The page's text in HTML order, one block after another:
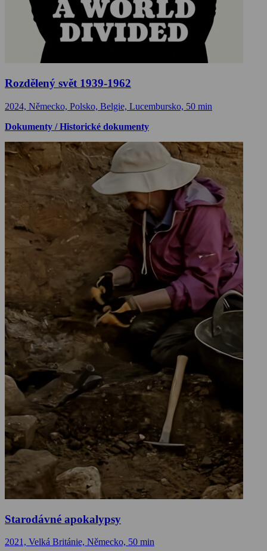
Rozdělený svět 1939-1962
2024, Německo, Polsko, Belgie, Lucembursko, 50 min
Dokumenty / Historické dokumenty
Starodávné apokalypsy
2021, Velká Británie, Německo, 50 min